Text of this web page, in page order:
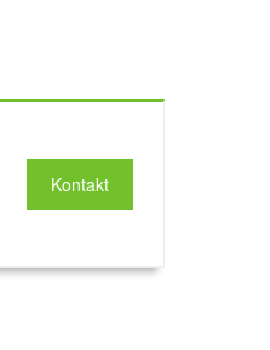
Kontakt